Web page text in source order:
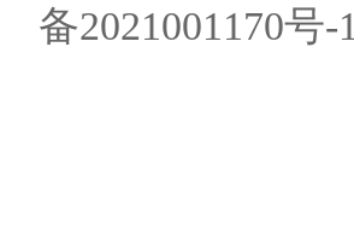
备2021001170号-1